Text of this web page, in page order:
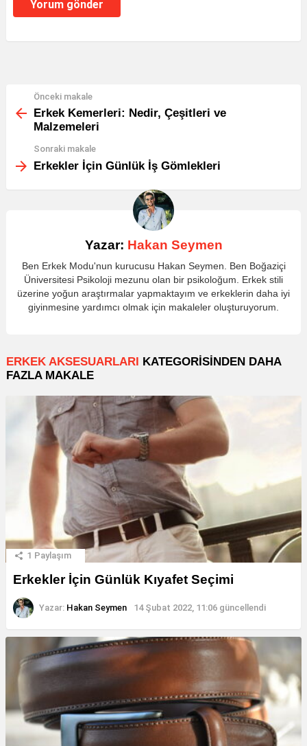
Daha
fazlasını
Önceki makale
Erkek Kemerleri: Nedir, Çeşitleri ve
Malzemeleri
Sonraki makale
Erkekler İçin Günlük İş Gömlekleri
Yazar: Hakan Seymen
Ben Erkek Modu'nun kurucusu Hakan Seymen. Ben Boğaziçi
Üniversitesi Psikoloji mezunu olan bir psikoloğum. Erkek stili
üzerine yoğun araştırmalar yapmaktayım ve erkeklerin daha iyi
giyinmesine yardımcı olmak için makaleler oluşturuyorum.
ERKEK AKSESUARLARI KATEGORISINDEN DAHA
FAZLA MAKALE
1 Paylaşım
Erkekler İçin Günlük Kıyafet Seçimi
Yazar: Hakan Seymen 14 Şubat 2022, 11:06 güncellendi